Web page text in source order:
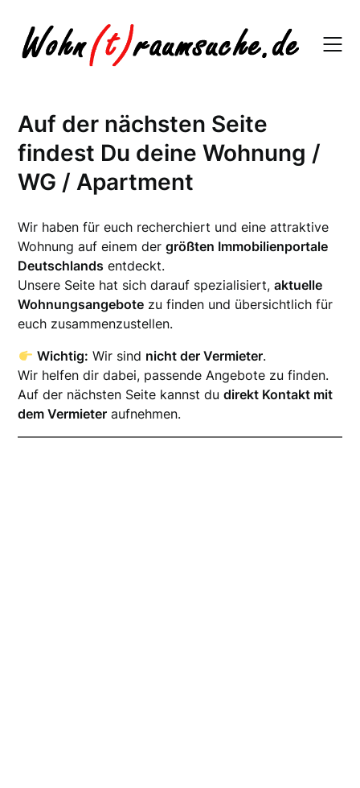
content
Auf der nächsten Seite
findest Du deine Wohnung /
WG / Apartment
Wir haben für euch recherchiert und eine attraktive
Wohnung auf einem dergrößten Immobilienportale
Deutschlands entdeckt.
Unsere Seite hat sich darauf spezialisiert,aktuelle
Wohnungsangebote zu finden und übersichtlich für
euch zusammenzustellen.
Wichtig: Wir sind nicht der Vermieter.
Wir helfen dir dabei, passende Angebote zu finden.
Auf der nächsten Seite kannst dudirekt Kontakt mit
dem Vermieter aufnehmen.